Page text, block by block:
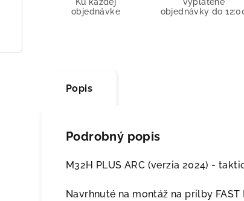
Ku každej
objednávke
vyplatené
objednávky do
Popis
Podrobný popis
M32H PLUS ARC (verzia 2024) -
Navrhnuté na montáž na prilby